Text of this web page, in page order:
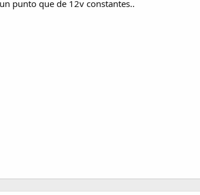
punto que de 12v constantes..